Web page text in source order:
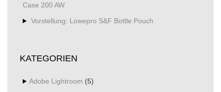
Case 200 AW
Vorstellung: Lowepro S&F Bottle Pouch
KATEGORIEN
Adobe Lightroom (5)